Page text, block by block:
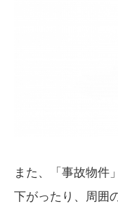
また、「事故物件
下がったり、周囲